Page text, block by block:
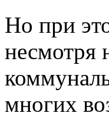
Но при
несмотря
многих